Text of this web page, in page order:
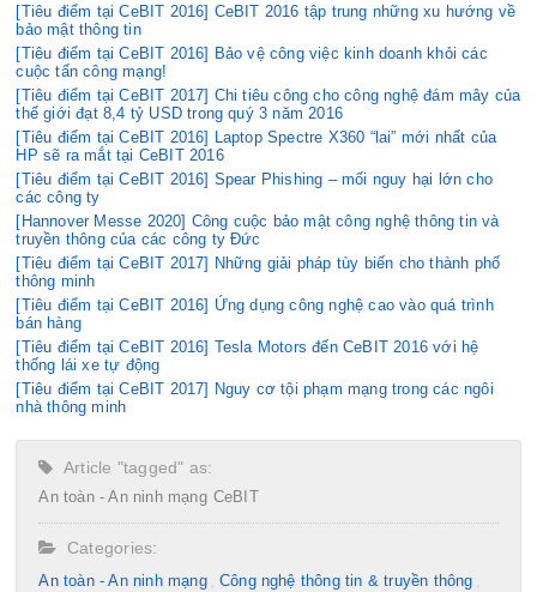
[Tiêu điểm tại CeBIT 2016] CeBIT 2016 tập trung những xu hướng về
bảo mật thông tin
[Tiêu điểm tại CeBIT 2016] Bảo vệ công việc kinh doanh khỏi các
cuộc tấn công mạng!
[Tiêu điểm tại CeBIT 2017] Chi tiêu công cho công nghệ đám mây của
thế giới đạt 8,4 tỷ USD trong quý 3 năm 2016
[Tiêu điểm tại CeBIT 2016] Laptop Spectre X360 “lai” mới nhất của
HP sẽ ra mắt tại CeBIT 2016
[Tiêu điểm tại CeBIT 2016] Spear Phishing – mối nguy hại lớn cho
các công ty
[Hannover Messe 2020] Công cuộc bảo mật công nghệ thông tin và
truyền thông của các công ty Đức
[Tiêu điểm tại CeBIT 2017] Những giải pháp tùy biến cho thành phố
thông minh
[Tiêu điểm tại CeBIT 2016] Ứng dụng công nghệ cao vào quá trình
bán hàng
[Tiêu điểm tại CeBIT 2016] Tesla Motors đến CeBIT 2016 với hệ
thống lái xe tự động
[Tiêu điểm tại CeBIT 2017] Nguy cơ tội phạm mạng trong các ngôi
nhà thông minh
Article "tagged" as:
An toàn - An ninh mạng CeBIT
Categories:
An toàn - An ninh mạng
Công nghệ thông tin & truyền thông